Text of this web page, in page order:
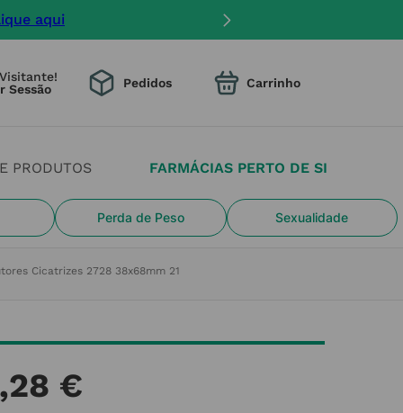
na entrega.
PRODUTOS FARMÁCIAS PERTO DE SI
Perda de Peso Sexualidade
Pedidos
Cicatrizes 2728 38x68mm 21
,28 €